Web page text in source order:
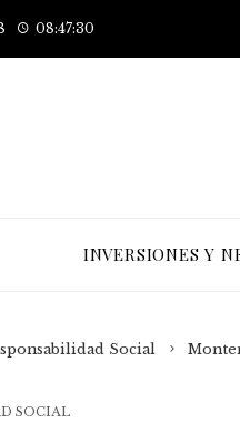
08:47:31
INVERSIONES Y
Social
SOCIAL